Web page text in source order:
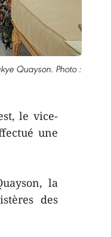
Quayson. Photo :
le vice-
une
la
des